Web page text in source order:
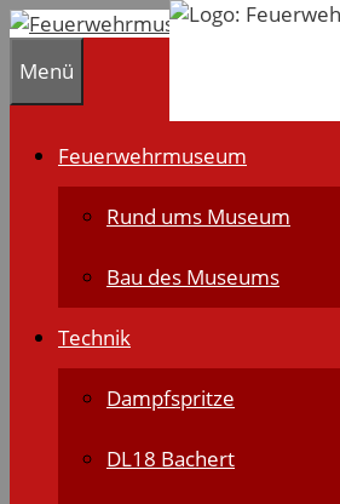
Zum
springen
Menü
Feuerwehrmuseum
Rund ums Museum
Bau des Museums
Technik
Dampfspritze
DL18 Bachert